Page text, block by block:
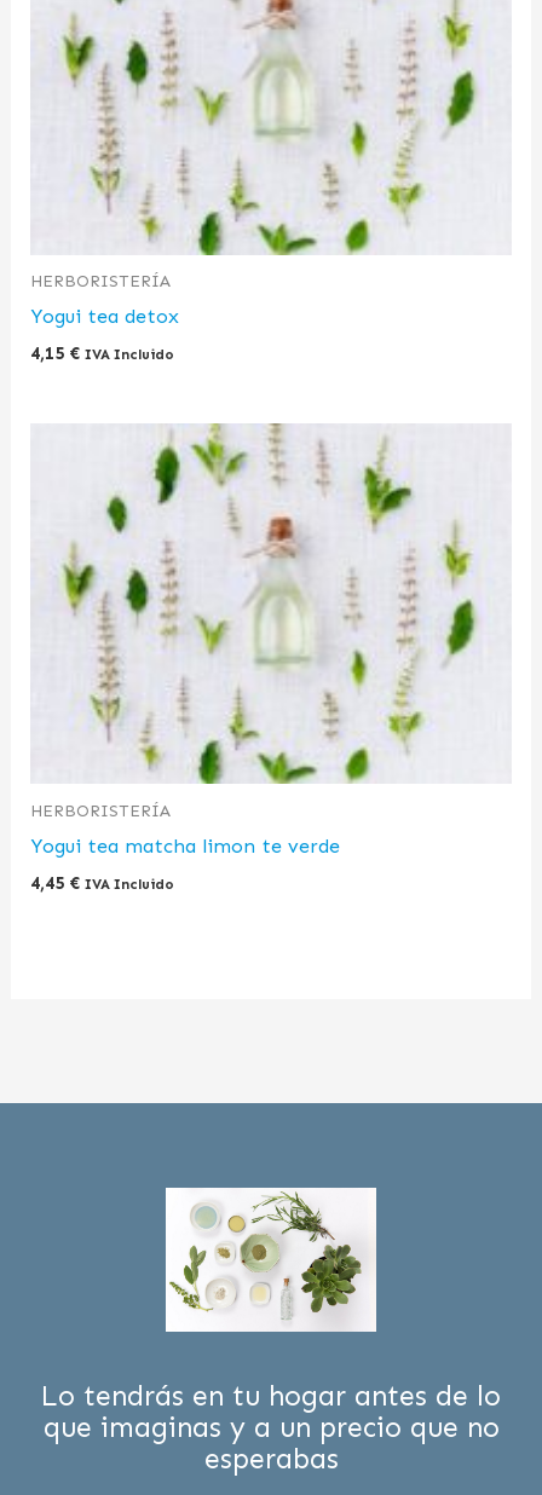
HERBORISTERÍA
Yogui tea detox
4,15 € IVA Incluido
HERBORISTERÍA
Yogui tea matcha limon te verde
4,45 € IVA Incluido
Lo tendrás en tu hogar antes de lo
que imaginas y a un precio que no
esperabas